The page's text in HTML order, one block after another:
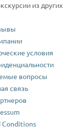
из других
условия
вопросы
связь
Conditions